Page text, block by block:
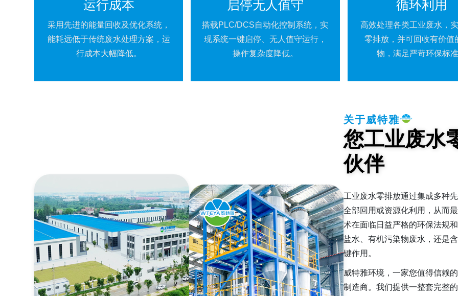
运行成本
采用先进的能量回收及优化系统，
能耗远低于传统废水处理方案，运
行成本大幅降低。
启停无人值守
搭载PLC/DCS自动化控制系统，实
现系统一键启停、无人值守运行，
操作复杂度降低。
循环利用
高效处理各类工业废水，
零排放，并可回收有价值
物，满足严苛环保标
关于威特雅
您工业废水
伙伴
工业废水零排放通过集成多种
全部回用或资源化利用，从而
术在面临日益严格的环保法规
盐水、有机污染物废水，还是
键作用。
威特雅环境，一家您值得信赖
制造商。我们提供一整套完整